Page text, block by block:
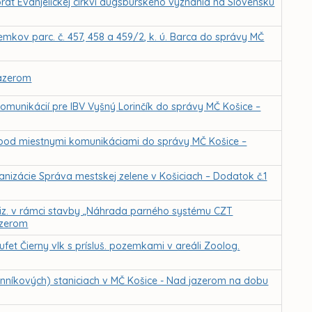
parc. č. 457, 458 a 459/2, k. ú. Barca do správy MČ
pre IBV Vyšný Lorinčík do správy MČ Košice –
miestnymi komunikáciami do správy MČ Košice –
Správa mestskej zelene v Košiciach – Dodatok č.1
v rámci stavby „Náhrada parného systému CZT
Čierny vlk s prísluš. pozemkami v areáli Zoolog.
staniciach v MČ Košice - Nad jazerom na dobu